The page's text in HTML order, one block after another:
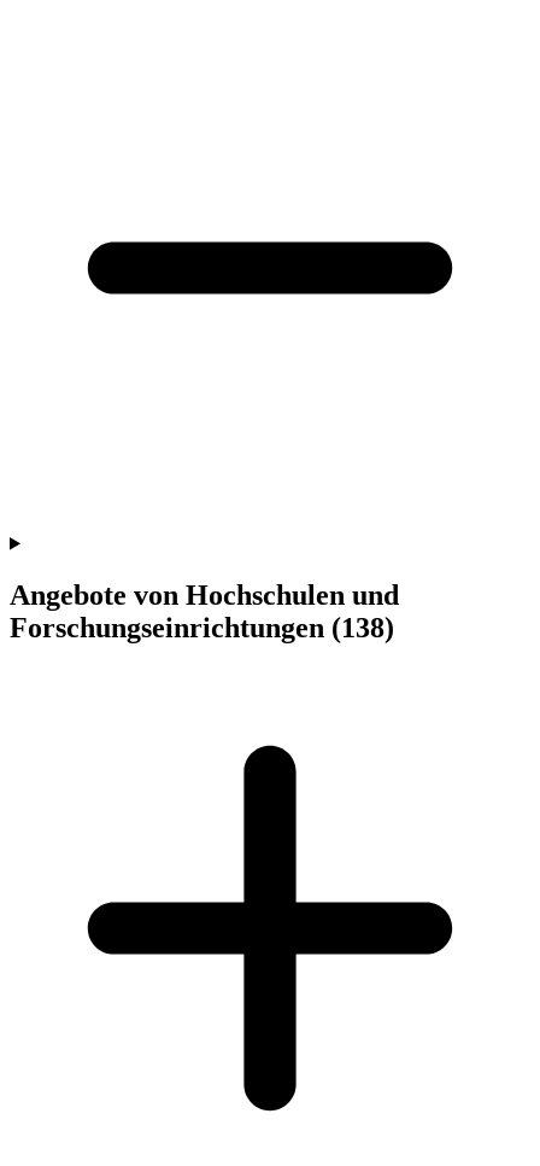
Angebote von Hochschulen und
Forschungseinrichtungen (138)